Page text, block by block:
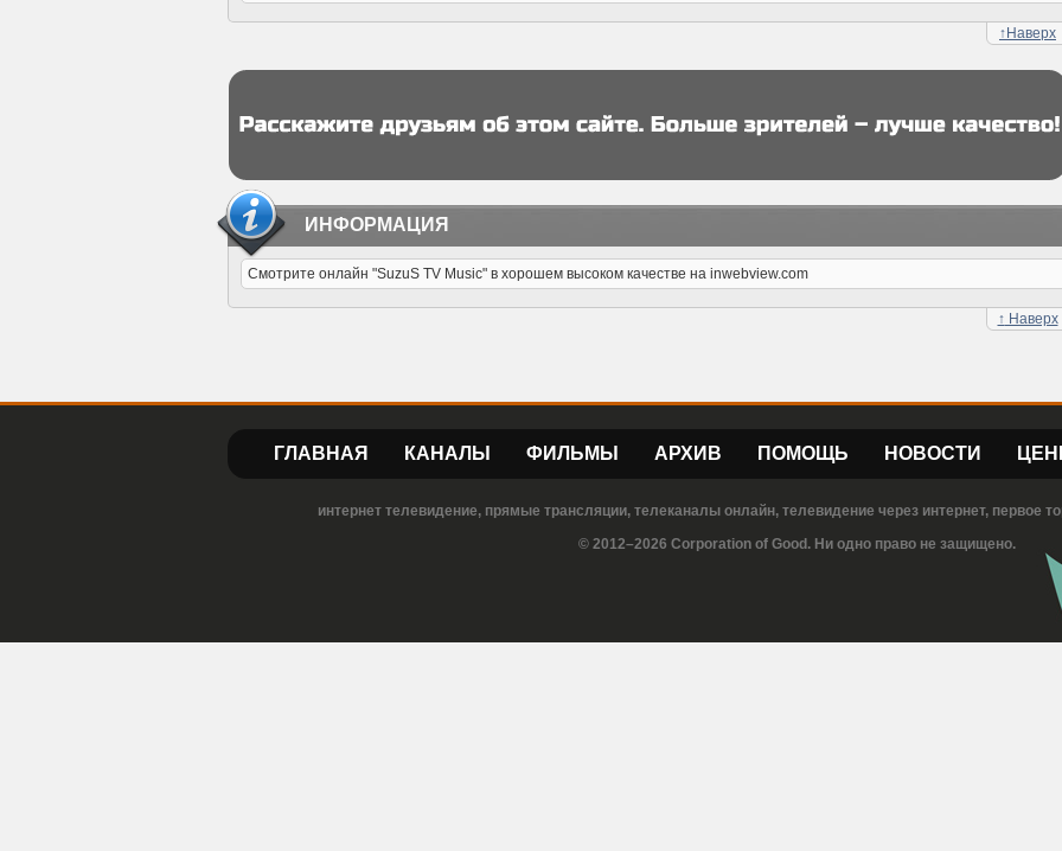
↑ Наверх
ИНФОРМАЦИЯ
Смотрите онлайн "SuzuS TV Music" в хорошем высоком качестве на inwebview.com
↑ Наверх
ГЛАВНАЯ КАНАЛЫ ФИЛЬМЫ АРХИВ ПОМОЩЬ НОВОСТИ
интернет телевидение, прямые трансляции, телеканалы онлайн, телевидение через интернет, первое
© 2012–2026 Corporation of Good. Ни одно право не защищено.